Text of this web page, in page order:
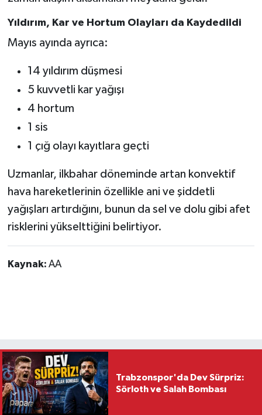
Yıldırım, Kar ve Hortum Olayları da Kaydedildi
Mayıs ayında ayrıca:
14 yıldırım düşmesi
5 kuvvetli kar yağışı
4 hortum
1 sis
1 çığ olayı kayıtlara geçti
Uzmanlar, ilkbahar döneminde artan konvektif
hava hareketlerinin özellikle ani ve şiddetli
yağışları artırdığını, bunun da sel ve dolu gibi afet
risklerini yükselttiğini belirtiyor.
Kaynak: AA
Trabzonspor'da Dev Sürpriz:
Sörloth ve Salah Bombası